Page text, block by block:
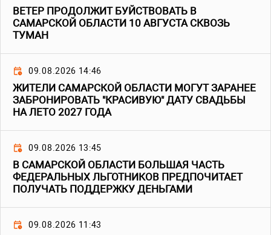
ВЕТЕР ПРОДОЛЖИТ БУЙСТВОВАТЬ В
САМАРСКОЙ ОБЛАСТИ 10 АВГУСТА СКВОЗЬ
ТУМАН
09.08.2026 14:46
ЖИТЕЛИ САМАРСКОЙ ОБЛАСТИ МОГУТ ЗАРАНЕЕ
ЗАБРОНИРОВАТЬ "КРАСИВУЮ" ДАТУ СВАДЬБЫ
НА ЛЕТО 2027 ГОДА
09.08.2026 13:45
В САМАРСКОЙ ОБЛАСТИ БОЛЬШАЯ ЧАСТЬ
ФЕДЕРАЛЬНЫХ ЛЬГОТНИКОВ ПРЕДПОЧИТАЕТ
ПОЛУЧАТЬ ПОДДЕРЖКУ ДЕНЬГАМИ
09.08.2026 11:43